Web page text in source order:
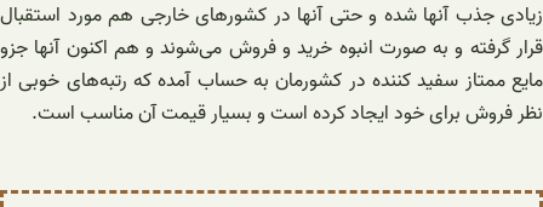
زیادی جذب آنها شده و حتی آنها در کشورهای خارجی هم مورد استقبال
قرار گرفته و به صورت انبوه خرید و فروش می‌شوند و هم اکنون آنها جزو
مایع ممتاز سفید کننده در کشورمان به حساب آمده که رتبه‌های خوبی از
نظر فروش برای خود ایجاد کرده است و بسیار قیمت آن مناسب است.